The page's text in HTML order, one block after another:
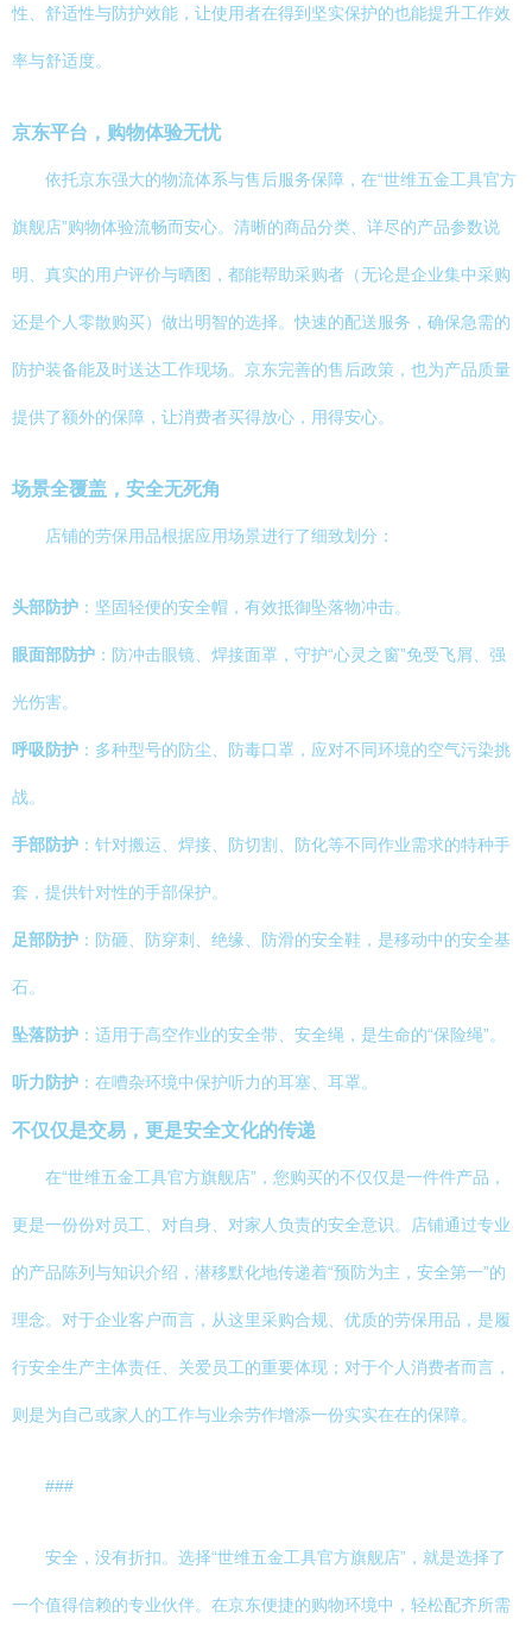
性、舒适性与防护效能，让使用者在得到坚实保护的也能提升工作效
率与舒适度。
京东平台，购物体验无忧
依托京东强大的物流体系与售后服务保障，在“世维五金工具官方
旗舰店”购物体验流畅而安心。清晰的商品分类、详尽的产品参数说
明、真实的用户评价与晒图，都能帮助采购者（无论是企业集中采购
还是个人零散购买）做出明智的选择。快速的配送服务，确保急需的
防护装备能及时送达工作现场。京东完善的售后政策，也为产品质量
提供了额外的保障，让消费者买得放心，用得安心。
场景全覆盖，安全无死角
店铺的劳保用品根据应用场景进行了细致划分：
头部防护 ：坚固轻便的安全帽，有效抵御坠落物冲击。
眼面部防护 ：防冲击眼镜、焊接面罩，守护“心灵之窗”免受飞屑、强
光伤害。
呼吸防护 ：多种型号的防尘、防毒口罩，应对不同环境的空气污染挑
战。
手部防护 ：针对搬运、焊接、防切割、防化等不同作业需求的特种手
套，提供针对性的手部保护。
足部防护 ：防砸、防穿刺、绝缘、防滑的安全鞋，是移动中的安全基
石。
坠落防护 ：适用于高空作业的安全带、安全绳，是生命的“保险绳”。
听力防护 ：在嘈杂环境中保护听力的耳塞、耳罩。
不仅仅是交易，更是安全文化的传递
在“世维五金工具官方旗舰店”，您购买的不仅仅是一件件产品，
更是一份份对员工、对自身、对家人负责的安全意识。店铺通过专业
的产品陈列与知识介绍，潜移默化地传递着“预防为主，安全第一”的
理念。对于企业客户而言，从这里采购合规、优质的劳保用品，是履
行安全生产主体责任、关爱员工的重要体现；对于个人消费者而言，
则是为自己或家人的工作与业余劳作增添一份实实在在的保障。
###
安全，没有折扣。选择“世维五金工具官方旗舰店”，就是选择了
一个值得信赖的专业伙伴。在京东便捷的购物环境中，轻松配齐所需